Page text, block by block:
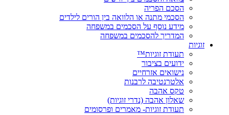
הסכם הפריה
הסכמי מתנה או הלוואה בין הורים לילדים
מידע נוסף על הסכמים במשפחה
המדריך להסכמים במשפחה
זוגיות
תעודת זוגיות™
ידועים בציבור
נישואים אזרחיים
אלטרנטיבה לרבנות
טקס אהבה
שאלון אהבה (נדרי זוגיות)
תעודת זוגיות- מאמרים ופרסומים